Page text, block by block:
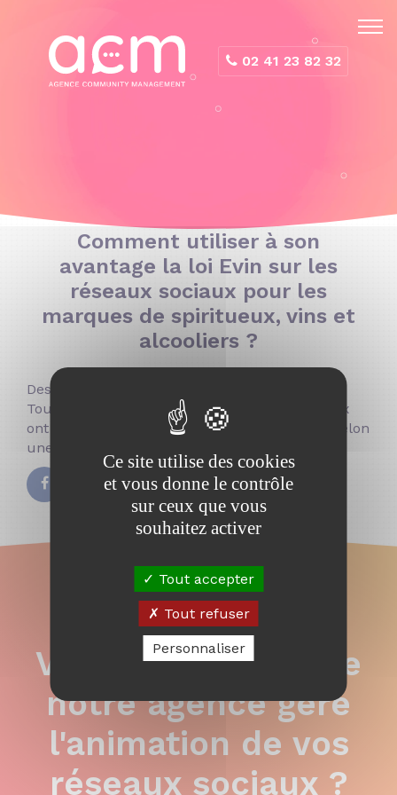
02 41 23 82 32
Comment utiliser à son
avantage la loi Evin sur les
réseaux sociaux pour les
marques de spiritueux, vins et
alcooliers ?
Des habitudes de consommation qui évoluent
Tout d’abord, les consommations de spiritueux
ont largement évolué ces dernières années. Selon
une...
Vous souhaitez que
notre agence gère
l'animation de vos
réseaux sociaux ?
Ce site utilise des cookies
et vous donne le contrôle
sur ceux que vous
souhaitez activer
Tout accepter
Tout refuser
Personnaliser